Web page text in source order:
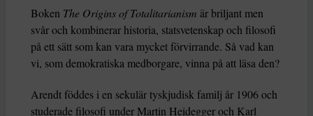
Boken The Origins of Totalitarianism är briljant men
svår och kombinerar historia, statsvetenskap och filosofi
på ett sätt som kan vara mycket förvirrande. Så vad kan
vi, som demokratiska medborgare, vinna på att läsa den?
Arendt föddes i en sekulär tyskjudisk familj år 1906 och
studerade filosofi under Martin Heidegger och Karl